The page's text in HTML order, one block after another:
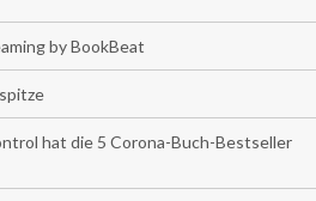
by BookBeat
hat die 5 Corona-Buch-Bestseller